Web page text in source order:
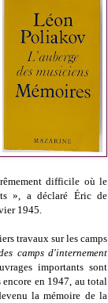
difficile où le
», a déclaré Éric de
1945.
travaux sur les camps
camps d'internement
importants sont
en 1947, au total
la mémoire de la